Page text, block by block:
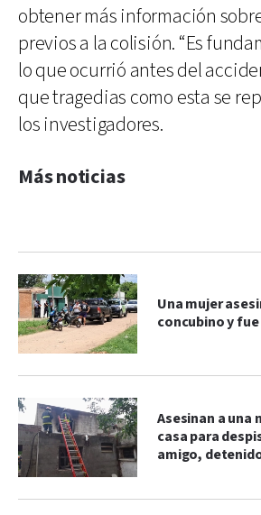
obtener más información
previos a la colisión. “Es
lo que ocurrió antes del
que tragedias como esta se
los investigadores.
Más noticias
Una mujer
concubino y
Asesinan a una
casa para
amigo,